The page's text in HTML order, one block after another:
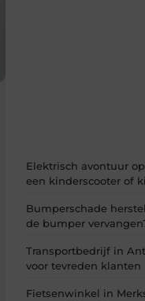
Elektrisch avontuur
een kinderscooter of
Bumperschade
de bumper
Transportbedrijf in
voor tevreden klanten
Fietsenwinkel in